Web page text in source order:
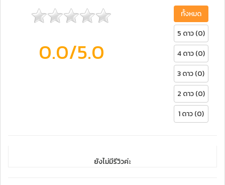
0.0/5.0
ทั้งหมด
5 ดาว (0)
4 ดาว (0)
3 ดาว (0)
2 ดาว (0)
1 ดาว (0)
ยังไม่มีรีวิวค่ะ